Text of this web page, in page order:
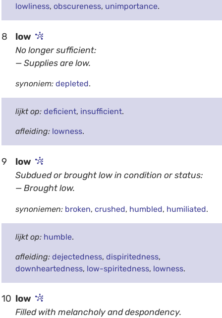
lowliness, obscureness, unimportance.
8 low
No longer sufficient:
— Supplies are low.
synoniem: depleted.
lijkt op: deficient, insufficient.
afleiding: lowness.
9 low
Subdued or brought low in condition or status:
— Brought low.
synoniemen: broken, crushed, humbled, humiliated.
lijkt op: humble.
afleiding: dejectedness, dispiritedness,
downheartedness, low-spiritedness, lowness.
10 low
Filled with melancholy and despondency.